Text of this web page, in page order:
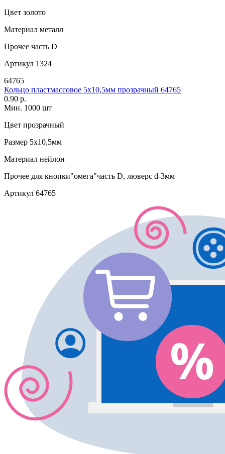
Цвет золото
Материал металл
Прочее часть D
Артикул 1324
64765
Кольцо пластмассовое 5х10,5мм прозрачный 64765
0.90 р.
Мин. 1000 шт
Цвет прозрачный
Размер 5х10,5мм
Материал нейлон
Прочее для кнопки"омега"часть D, люверс d-3мм
Артикул 64765